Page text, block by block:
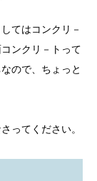
てはコンクリ－
ンクリ－トって
ので、ちょっと
ってください。